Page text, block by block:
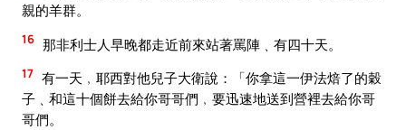
親的羊群。
16 那非利士人早晚都走近前來站著罵陣﹑有四十天。
17 有一天﹐耶西對他兒子大衛說：「你拿這一伊法焙了的穀
子﹑和這十個餅去給你哥哥們﹐要迅速地送到營裡去給你哥
哥們。